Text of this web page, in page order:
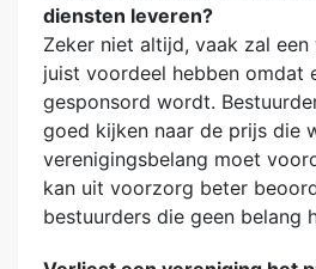
diensten leveren?
Zeker niet altijd, vaak zal
juist voordeel hebben omdat
gesponsord wordt.
goed kijken naar de prijs die
verenigingsbelang moet
kan uit voorzorg beter
bestuurders die geen belang